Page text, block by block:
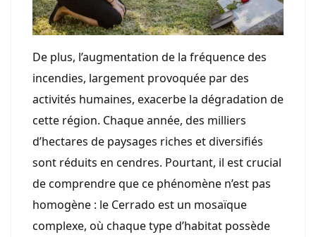
De plus, l’augmentation de la fréquence des
incendies, largement provoquée par des
activités humaines, exacerbe la dégradation de
cette région. Chaque année, des milliers
d’hectares de paysages riches et diversifiés
sont réduits en cendres. Pourtant, il est crucial
de comprendre que ce phénomène n’est pas
homogène : le Cerrado est un mosaïque
complexe, où chaque type d’habitat possède